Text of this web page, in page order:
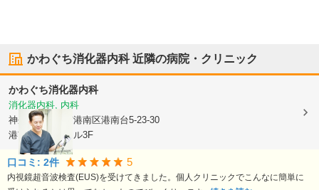
かわぐち消化器内科近隣の病院・クリニック
かわぐち消化器内科
消化器内科, 内科
神奈川県横浜市港南区港南台5-23-30
港南台医療モール3F
口コミ: 2件 5
内視鏡超音波検査(EUS)を受けてきました。個人クリニックでこんなに簡単に